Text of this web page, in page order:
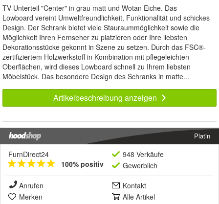
TV-Unterteil "Center" in grau matt und Wotan Eiche. Das
Lowboard vereint Umweltfreundlichkeit, Funktionalität und schickes
Design. Der Schrank bietet viele Stauraummöglichkeit sowie die
Möglichkeit Ihren Fernseher zu platzieren oder Ihre liebsten
Dekorationsstücke gekonnt in Szene zu setzen. Durch das FSC®-
zertifiziertem Holzwerkstoff in Kombination mit pflegeleichten
Oberflächen, wird dieses Lowboard schnell zu Ihrem liebsten
Möbelstück. Das besondere Design des Schranks in matte...
Artikelbeschreibung anzeigen
Platin
FurnDirect24
100% positiv
948 Verkäufe
Gewerblich
Anrufen
Kontakt
Merken
Alle Artikel